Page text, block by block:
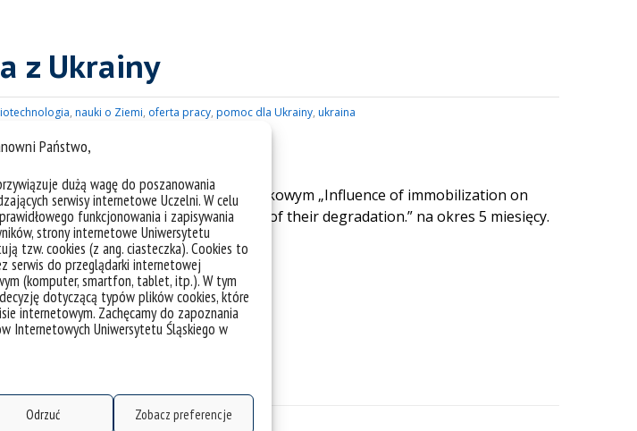
Państwo,
dużą wagę do poszanowania
serwisy internetowe Uczelni. W celu
funkcjonowania i zapisywania
strony internetowe Uniwersytetu
tzw. cookies (z ang. ciasteczka). Cookies to
serwis do przeglądarki internetowej
(komputer, smartfon, tablet, itp.). W tym
dotyczącą typów plików cookies, które
internetowym. Zachęcamy do zapoznania
Internetowych Uniwersytetu Śląskiego w
Odrzuć Zobacz preferencje
z Ukrainy
, nauki o Ziemi, oferta pracy, pomoc dla Ukrainy, ukraina
naukowca z Ukrainy w projekcie naukowym „Influence of immobilization on
selected strains of bacteria capable of their degradation.” na okres 5 miesięcy.